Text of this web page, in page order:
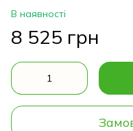
В наявності
8 525 грн